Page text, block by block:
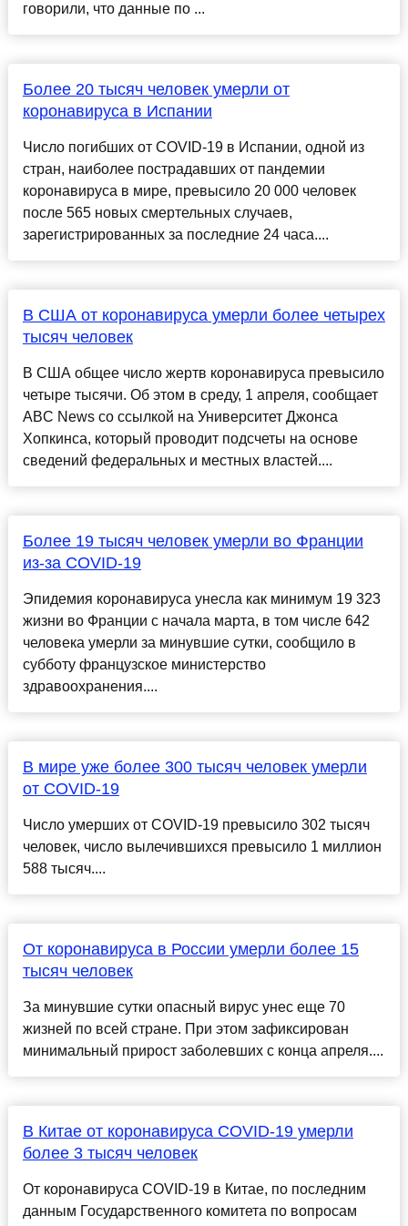
говорили, что данные по ...
Более 20 тысяч человек умерли от
коронавируса в Испании
Число погибших от COVID-19 в Испании, одной из
стран, наиболее пострадавших от пандемии
коронавируса в мире, превысило 20 000 человек
после 565 новых смертельных случаев,
зарегистрированных за последние 24 часа....
В США от коронавируса умерли более четырех
тысяч человек
В США общее число жертв коронавируса превысило
четыре тысячи. Об этом в среду, 1 апреля, сообщает
ABC News со ссылкой на Университет Джонса
Хопкинса, который проводит подсчеты на основе
сведений федеральных и местных властей....
Более 19 тысяч человек умерли во Франции
из-за COVID-19
Эпидемия коронавируса унесла как минимум 19 323
жизни во Франции с начала марта, в том числе 642
человека умерли за минувшие сутки, сообщило в
субботу французское министерство
здравоохранения....
В мире уже более 300 тысяч человек умерли
от COVID-19
Число умерших от COVID-19 превысило 302 тысяч
человек, число вылечившихся превысило 1 миллион
588 тысяч....
От коронавируса в России умерли более 15
тысяч человек
За минувшие сутки опасный вирус унес еще 70
жизней по всей стране. При этом зафиксирован
минимальный прирост заболевших с конца апреля....
В Китае от коронавируса COVID-19 умерли
более 3 тысяч человек
От коронавируса COVID-19 в Китае, по последним
данным Государственного комитета по вопросам